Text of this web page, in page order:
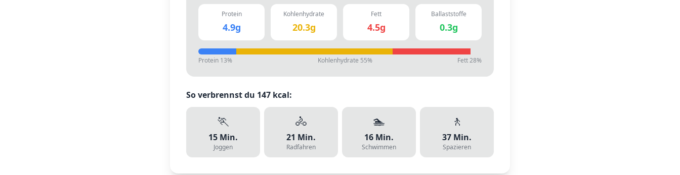
Protein
4.9g
Kohlenhydrate
20.3g
Fett
4.5g
Ballaststoffe
0.3g
Protein 13% Kohlenhydrate 55% Fett28%
So verbrennst du 147 kcal:
🏃
15 Min.
Joggen
🚴
21 Min.
Radfahren
🏊
16 Min.
Schwimmen
🚶
37 Min.
Spazieren